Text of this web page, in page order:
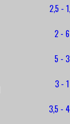
2,5 -
2 - 6
5 - 3
3 - 1
3,5 -